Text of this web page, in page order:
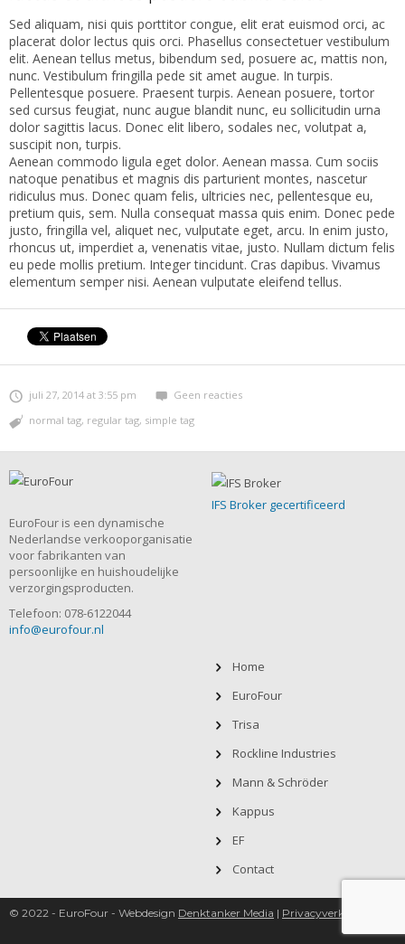
Sed aliquam, nisi quis porttitor congue, elit erat euismod orci, ac
placerat dolor lectus quis orci. Phasellus consectetuer vestibulum
elit. Aenean tellus metus, bibendum sed, posuere ac, mattis non,
nunc. Vestibulum fringilla pede sit amet augue. In turpis.
Pellentesque posuere. Praesent turpis. Aenean posuere, tortor
sed cursus feugiat, nunc augue blandit nunc, eu sollicitudin urna
dolor sagittis lacus. Donec elit libero, sodales nec, volutpat a,
suscipit non, turpis.
Aenean commodo ligula eget dolor. Aenean massa. Cum sociis
natoque penatibus et magnis dis parturient montes, nascetur
ridiculus mus. Donec quam felis, ultricies nec, pellentesque eu,
pretium quis, sem. Nulla consequat massa quis enim. Donec pede
justo, fringilla vel, aliquet nec, vulputate eget, arcu. In enim justo,
rhoncus ut, imperdiet a, venenatis vitae, justo. Nullam dictum felis
eu pede mollis pretium. Integer tincidunt. Cras dapibus. Vivamus
elementum semper nisi. Aenean vulputate eleifend tellus.
juli 27, 2014 at 3:55 pm
Geen reacties
normal tag, regular tag, simple tag
EuroFour is een dynamische
Nederlandse verkooporganisatie
voor fabrikanten van
persoonlijke en huishoudelijke
verzorgingsproducten.
Telefoon: 078-6122044
info@eurofour.nl
IFS Broker gecertificeerd
Home
EuroFour
Trisa
Rockline Industries
Mann & Schröder
Kappus
EF
Contact
© 2022 - EuroFour - Webdesign Denktanker Media | Privacyverklaring